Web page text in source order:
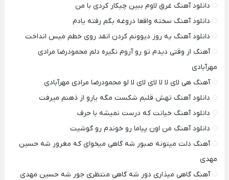
دانلود آهنگ غرق لاوم ببین چیکار کردی با من
دانلود آهنگ سخته واقعا دروغه بگم رفته یادم
دانلود آهنگ یه روز دیوونم کردن انقد روی خطم میس انداخت
آهنگ از وقتی دیدم تو رو آروم نگیره دلم محمودرضا مرادی
مهرآبادی
آهنگ هی لای لا لا لای لای لا لو محمودرضا مرادی مهرآبادی
دانلود آهنگ تهش قلبم شکست مگه یارو از ذهنم میرفت
دانلود آهنگ خیانت که درست نمیشه با حرف
دانلود آهنگ من اون پیاما رو خوندم رو گوشیت
آهنگ دلت میتونه صبور شه گاهی میخوای که مغرور شه حسین
مهدی
آهنگ گاهی میذاری دور شه گاهی منتظری جور شه حسین مهدی